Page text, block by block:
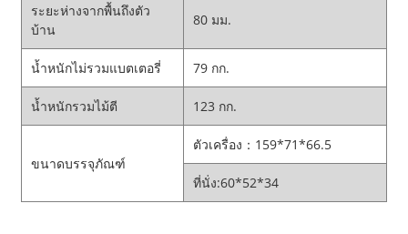
ระยะห่างจากพื้นถึงตัว
บ้าน
80 มม.
น้ำหนักไม่รวมแบตเตอรี่ 79 กก.
น้ำหนักรวมไม้ตี 123 กก.
ขนาดบรรจุภัณฑ์
ตัวเครื่อง：159*71*66.5
ที่นั่ง:60*52*34